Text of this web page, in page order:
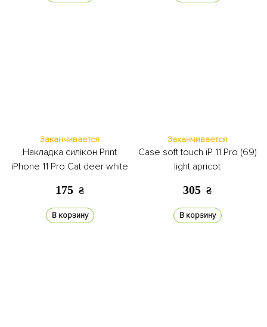
Заканчивается
Накладка силікон Print
iPhone 11 Pro Cat deer white
175 ₴
В корзину
Заканчивается
Case soft touch iP 11 Pro (69)
light apricot
305 ₴
В корзину